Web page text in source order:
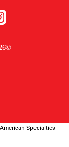
©2026 American Specialties, Inc.